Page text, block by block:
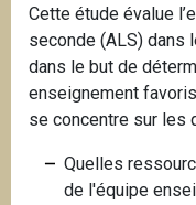
Cette étude évalue
seconde (ALS) dans
dans le but de
enseignement
se concentre sur les
Quelles
de l'équipe